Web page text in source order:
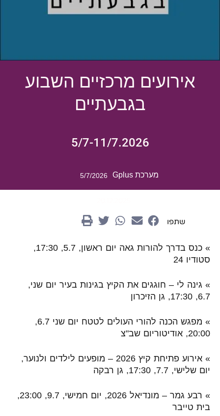
אירועים מרכזיים השבוע
בגבעתיים
5/7-11/7.2026
מערכת Gplus 5/7/2026
שתפו
» כנס בדרך להורות גאה יום ראשון, 5.7, 17:30,
סטודיו 24
» גינה לי – חוגגים את הקיץ בגינות בעיר יום שני,
6.7, 17:30,
גן הזיכרון
» מפגש הכנה להורי העולים לטטח יום שני 6.7,
20:00, אודיטוריום שב"צ
»אירוע פתיחת קיץ 2026 – מופעים לילדים ולנוער,
יום שלישי, 7.7, 17:30, גן רבקה
» רבע גמר – מונדיאל 2026, יום חמישי, 9.7, 23:00,
בית טייבר